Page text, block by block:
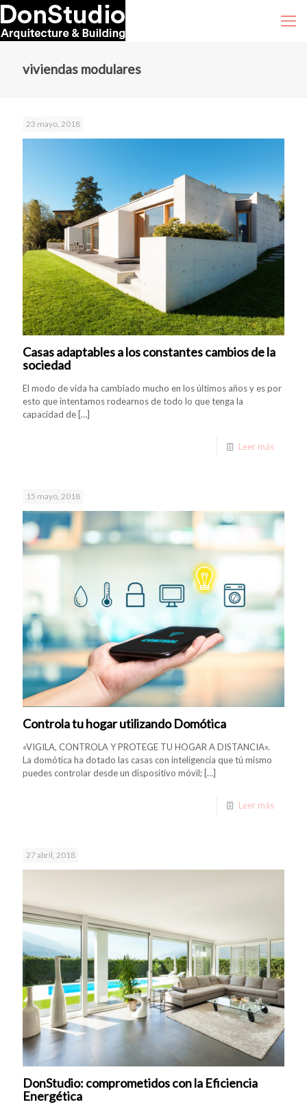
viviendas modulares
23 mayo, 2018
Casas adaptables a los constantes cambios de la
sociedad
El modo de vida ha cambiado mucho en los últimos años y es por
esto que intentamos rodearnos de todo lo que tenga la
capacidad de[…]
Leer más
15 mayo, 2018
Controla tu hogar utilizando Domótica
«VIGILA, CONTROLA Y PROTEGE TU HOGAR A DISTANCIA».
La domótica ha dotado las casas con inteligencia que tú mismo
puedes controlar desde un dispositivo móvil; […]
Leer más
27 abril, 2018
DonStudio: comprometidos con la Eficiencia
Energética